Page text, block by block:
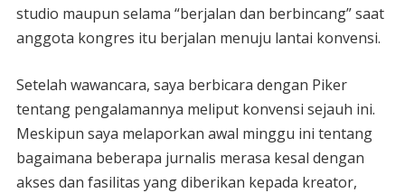
studio maupun selama “berjalan dan berbincang” saat
anggota kongres itu berjalan menuju lantai konvensi.
Setelah wawancara, saya berbicara dengan Piker
tentang pengalamannya meliput konvensi sejauh ini.
Meskipun saya melaporkan awal minggu ini tentang
bagaimana beberapa jurnalis merasa kesal dengan
akses dan fasilitas yang diberikan kepada kreator,